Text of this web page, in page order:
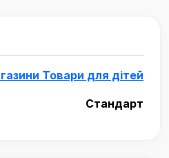
Товари для дітей
Стандарт